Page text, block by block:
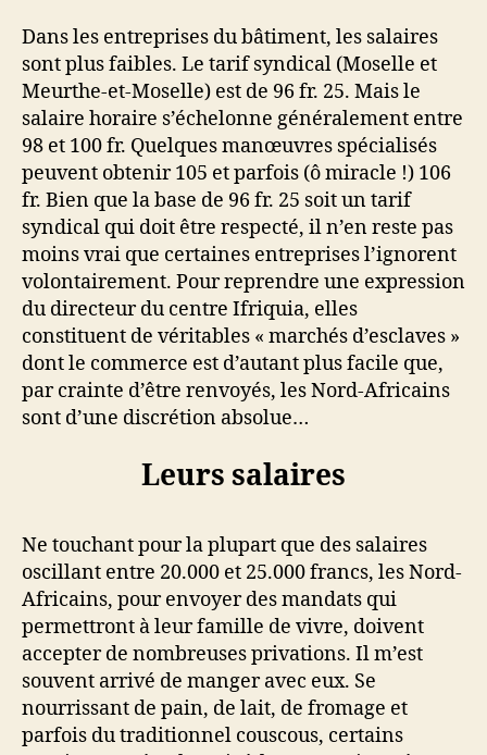
Dans les entreprises du bâtiment, les salaires
sont plus faibles. Le tarif syndical (Moselle et
Meurthe-et-Moselle) est de 96 fr. 25. Mais le
salaire horaire s’échelonne généralement entre
98 et 100 fr. Quelques manœuvres spécialisés
peuvent obtenir 105 et parfois (ô miracle !) 106
fr. Bien que la base de 96 fr. 25 soit un tarif
syndical qui doit être respecté, il n’en reste pas
moins vrai que certaines entreprises l’ignorent
volontairement. Pour reprendre une expression
du directeur du centre Ifriquia, elles
constituent de véritables « marchés d’esclaves »
dont le commerce est d’autant plus facile que,
par crainte d’être renvoyés, les Nord-Africains
sont d’une discrétion absolue…
Leurs salaires
Ne touchant pour la plupart que des salaires
oscillant entre 20.000 et 25.000 francs, les Nord-
Africains, pour envoyer des mandats qui
permettront à leur famille de vivre, doivent
accepter de nombreuses privations. Il m’est
souvent arrivé de manger avec eux. Se
nourrissant de pain, de lait, de fromage et
parfois du traditionnel couscous, certains